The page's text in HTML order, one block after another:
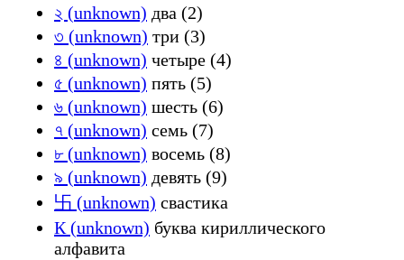
২ (unknown) два (2)
৩ (unknown) три (3)
৪ (unknown) четыре (4)
৫ (unknown) пять (5)
৬ (unknown) шесть (6)
৭ (unknown) семь (7)
৮ (unknown) восемь (8)
৯ (unknown) девять (9)
卐 (unknown) свастика
К (unknown) буква кириллического
алфавита